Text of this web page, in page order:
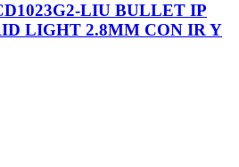
LIU BULLET IP
LIGHT 2.8MM CON IR Y